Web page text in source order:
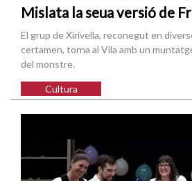
Mislata la seua versió de
El grup de Xirivella, reconegut en
certamen, torna al Vila amb un
del monstre.
Cultura